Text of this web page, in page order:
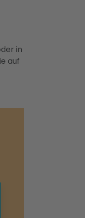
in
auf